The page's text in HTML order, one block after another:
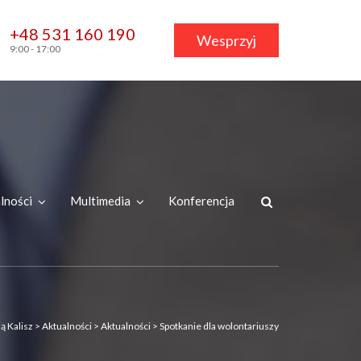
+48 531 160 190
9:00 - 17:00 Wesprzyj
Multimedia Konferencja
Kalisz > Aktualności > Aktualności > Spotkanie dla wolontariuszy